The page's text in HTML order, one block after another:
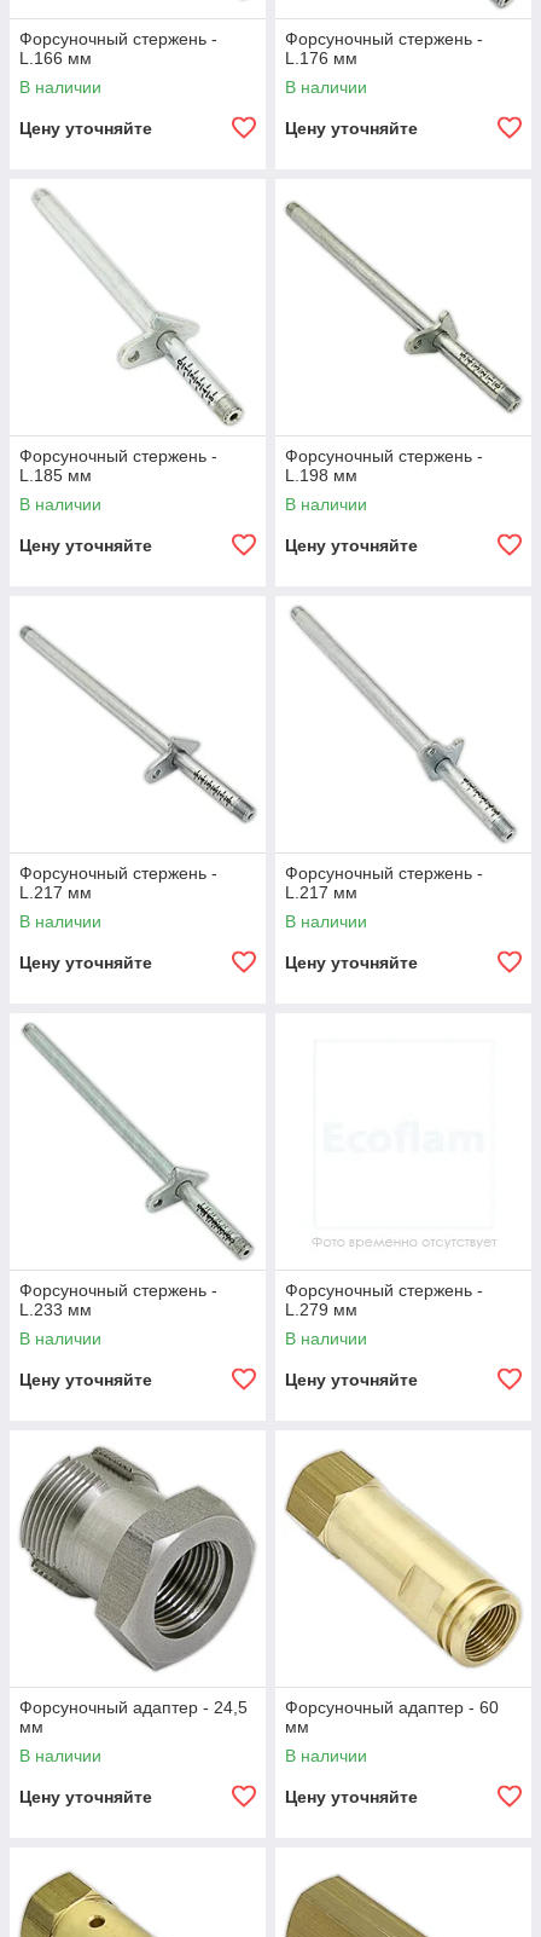
Форсуночный стержень -
L.166 мм
В наличии
Цену уточняйте
Форсуночный стержень -
L.176 мм
В наличии
Цену уточняйте
Форсуночный стержень -
L.185 мм
В наличии
Цену уточняйте
Форсуночный стержень -
L.198 мм
В наличии
Цену уточняйте
Форсуночный стержень -
L.217 мм
В наличии
Цену уточняйте
Форсуночный стержень -
L.217 мм
В наличии
Цену уточняйте
Форсуночный стержень -
L.233 мм
В наличии
Цену уточняйте
Форсуночный стержень -
L.279 мм
В наличии
Цену уточняйте
Форсуночный адаптер - 24,5
мм
В наличии
Цену уточняйте
Форсуночный адаптер - 60
мм
В наличии
Цену уточняйте